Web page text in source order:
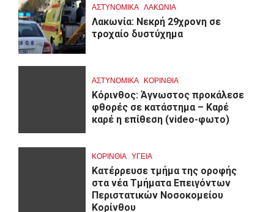
ΑΣΤΥΝΟΜΙΚΑ ΛΑΚΩΝΙΑ
Λακωνία: Νεκρή 29χρονη σε
τροχαίο δυστύχημα
ΑΣΤΥΝΟΜΙΚΑ ΚΟΡΙΝΘΊΑ
Κόρινθος: Άγνωστος προκάλεσε
φθορές σε κατάστημα – Καρέ
καρέ η επίθεση (video-φωτο)
ΚΟΡΙΝΘΊΑ ΥΓΕΙΑ
Kατέρρευσε τμήμα της οροφής
στα νέα Τμήματα Επειγόντων
Περιστατικών Νοσοκομείου
Κορίνθου